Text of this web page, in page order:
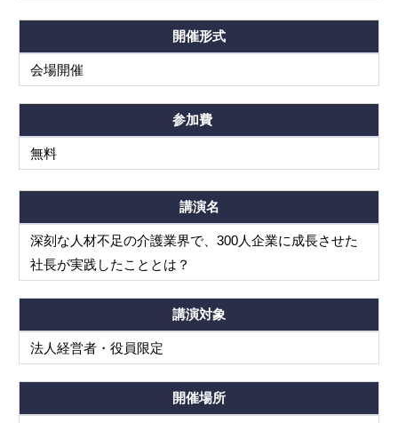
開催形式
会場開催
参加費
無料
講演名
深刻な人材不足の介護業界で、300人企業に成長させた
社長が実践したこととは？
講演対象
法人経営者・役員限定
開催場所